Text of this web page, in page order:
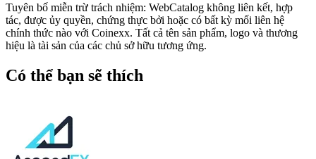
Tuyên bố miễn trừ trách nhiệm: WebCatalog không liên kết, hợp
tác, được ủy quyền, chứng thực bởi hoặc có bất kỳ mối liên hệ
chính thức nào với Coinexx. Tất cả tên sản phẩm, logo và thương
hiệu là tài sản của các chủ sở hữu tương ứng.
Có thể bạn sẽ thích